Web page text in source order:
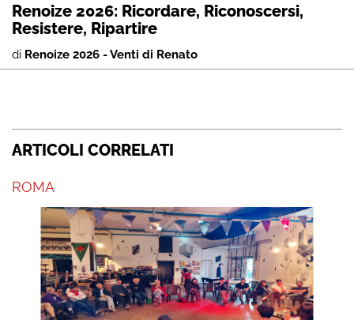
Renoize 2026: Ricordare, Riconoscersi,
Resistere, Ripartire
di Renoize 2026 - Venti di Renato
ARTICOLI CORRELATI
ROMA